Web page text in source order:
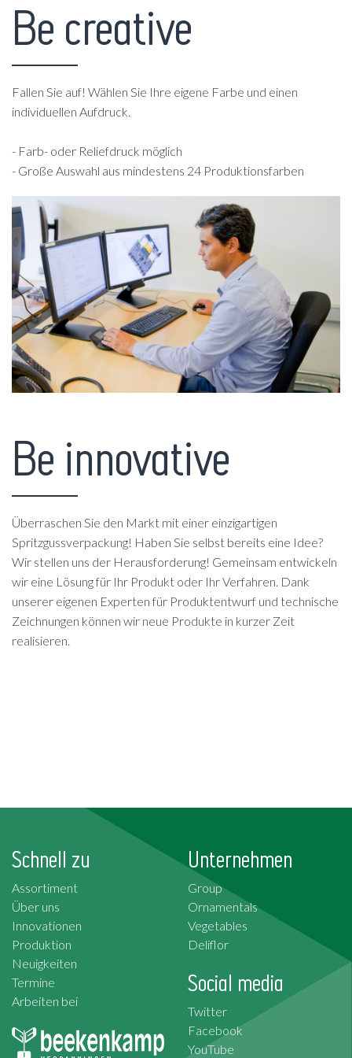
Be creative
Fallen Sie auf! Wählen Sie Ihre eigene Farbe und einen
individuellen Aufdruck.
- Farb- oder Reliefdruck möglich
- Große Auswahl aus mindestens 24 Produktionsfarben
Be innovative
Überraschen Sie den Markt mit einer einzigartigen
Spritzgussverpackung! Haben Sie selbst bereits eine Idee?
Wir stellen uns der Herausforderung! Gemeinsam entwickeln
wir eine Lösung für Ihr Produkt oder Ihr Verfahren. Dank
unserer eigenen Experten für Produktentwurf und technische
Zeichnungen können wir neue Produkte in kurzer Zeit
realisieren.
Schnell zu
Assortiment
Über uns
Innovationen
Produktion
Neuigkeiten
Termine
Arbeiten bei
Unternehmen
Group
Ornamentals
Vegetables
Deliflor
Social media
Twitter
Facebook
YouTube